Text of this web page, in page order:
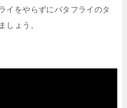
イをやらずにバタフライのタ
しょう。